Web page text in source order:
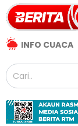
INFO CUACA